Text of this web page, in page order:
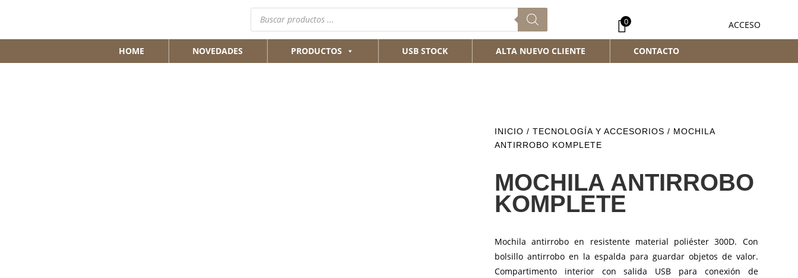
Búsqueda
productos ACCESO
0
HOME NOVEDADES PRODUCTOS USB STOCK ALTA NUEVO CLIENTE CONTACTO
INICIO / TECNOLOGÍA Y ACCESORIOS / MOCHILA
ANTIRROBO KOMPLETE
MOCHILA ANTIRROBO
KOMPLETE
Mochila antirrobo en resistente material poliéster 300D. Con
bolsillo antirrobo en la espalda para guardar objetos de valor.
Compartimento interior con salida USB para conexión de